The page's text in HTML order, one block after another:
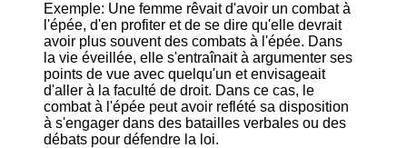
Exemple: Une femme rêvait d'avoir un combat à
l'épée, d'en profiter et de se dire qu'elle devrait
avoir plus souvent des combats à l'épée. Dans
la vie éveillée, elle s'entraînait à argumenter ses
points de vue avec quelqu'un et envisageait
d'aller à la faculté de droit. Dans ce cas, le
combat à l'épée peut avoir reflété sa disposition
à s'engager dans des batailles verbales ou des
débats pour défendre la loi.